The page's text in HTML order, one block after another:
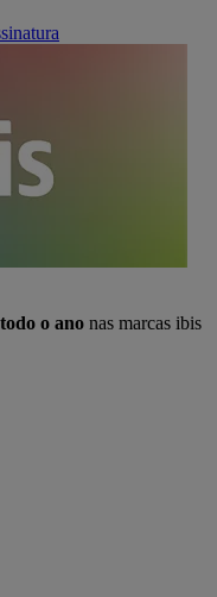
o ano nas marcas ibis